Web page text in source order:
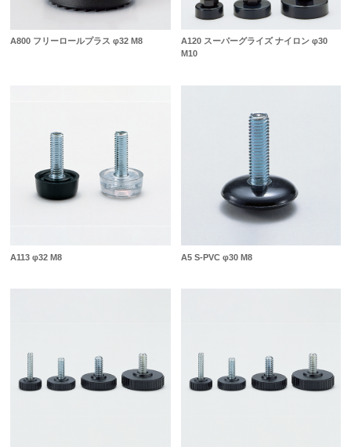
A800 フリーロールプラス φ32 M8
A120 スーパーグライズ ナイロン φ30
M10
A113 φ32 M8 A5 S-PVC φ30 M8